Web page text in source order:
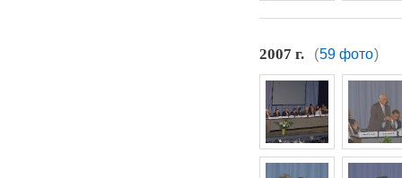
2007 г. (59 фото)